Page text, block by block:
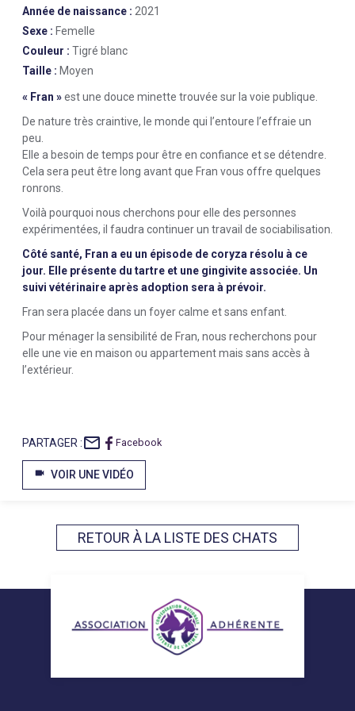
Année de naissance : 2021
Sexe : Femelle
Couleur : Tigré blanc
Taille : Moyen
« Fran »est une douce minette trouvée sur la voie publique.
De nature très craintive, le monde qui l’entoure l’effraie un
peu.
Elle a besoin de temps pour être en confiance et se détendre.
Cela sera peut être long avant que Fran vous offre quelques
ronrons.
Voilà pourquoi nous cherchons pour elle des personnes
expérimentées, il faudra continuer un travail de sociabilisation.
Côté santé, Fran a eu un épisode de coryza résolu à ce
jour. Elle présente du tartre et une gingivite associée. Un
suivi vétérinaire après adoption sera à prévoir.
Fran sera placée dans un foyer calme et sans enfant.
Pour ménager la sensibilité de Fran, nous recherchons pour
elle une vie en maison ou appartement mais sans accès à
l’extérieur.
PARTAGER :mail_outline Facebook
videocam VOIR UNE VIDÉO
RETOUR À LA LISTE DES CHATS